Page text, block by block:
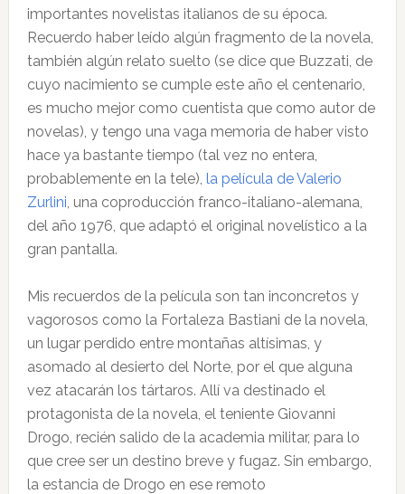
importantes novelistas italianos de su época.
Recuerdo haber leído algún fragmento de la novela,
también algún relato suelto (se dice que Buzzati, de
cuyo nacimiento se cumple este año el centenario,
es mucho mejor como cuentista que como autor de
novelas), y tengo una vaga memoria de haber visto
hace ya bastante tiempo (tal vez no entera,
probablemente en la tele), la película de Valerio
Zurlini , una coproducción franco-italiano-alemana,
del año 1976, que adaptó el original novelístico a la
gran pantalla.
Mis recuerdos de la película son tan inconcretos y
vagorosos como la Fortaleza Bastiani de la novela,
un lugar perdido entre montañas altísimas, y
asomado al desierto del Norte, por el que alguna
vez atacarán los tártaros. Allí va destinado el
protagonista de la novela, el teniente Giovanni
Drogo, recién salido de la academia militar, para lo
que cree ser un destino breve y fugaz. Sin embargo,
la estancia de Drogo en ese remoto